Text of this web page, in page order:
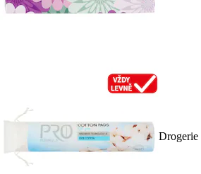
Drogerie